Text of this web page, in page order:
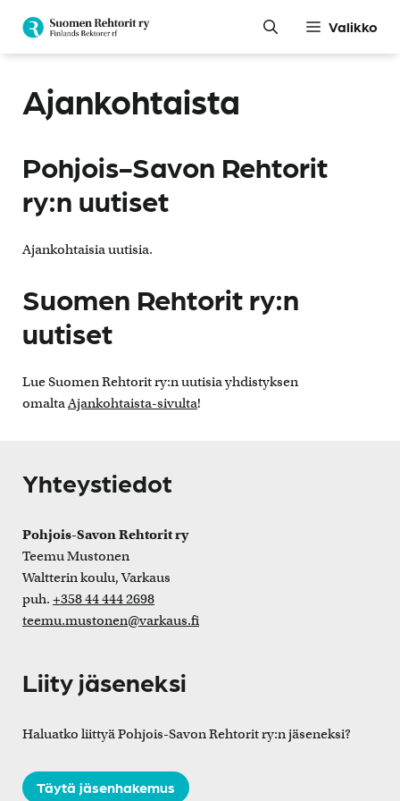
sisältöön
Valikko
Ajankohtaista
Pohjois-Savon Rehtorit
ry:n uutiset
Ajankohtaisia uutisia.
Suomen Rehtorit ry:n
uutiset
Lue Suomen Rehtorit ry:n uutisia yhdistyksen
omaltaAjankohtaista-sivulta!
Yhteystiedot
Pohjois-Savon Rehtorit ry
Teemu Mustonen
Waltterin koulu, Varkaus
puh. +358 44 444 2698
teemu.mustonen@varkaus.fi
Liity jäseneksi
Haluatko liittyä Pohjois-Savon Rehtorit ry:n jäseneksi?
Täytä jäsenhakemus